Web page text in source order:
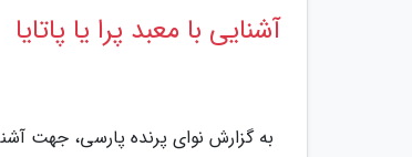
آشنایی با معبد پرا یا پاتایا
به گزارش نوای پرنده پارسی، جهت